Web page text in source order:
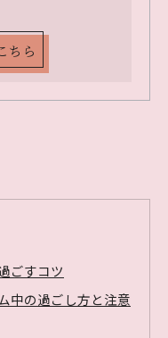
ちら
ごすコツ
中の過ごし方と注意